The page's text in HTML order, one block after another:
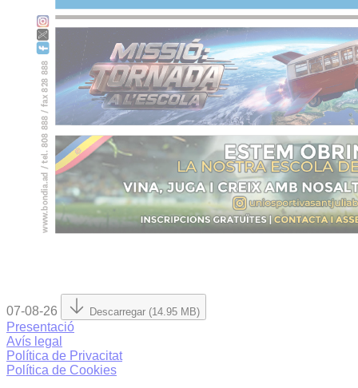
07-08-26 Descarregar (14.95 MB)
Presentació
Avís legal
Política de Privacitat
Política de Cookies